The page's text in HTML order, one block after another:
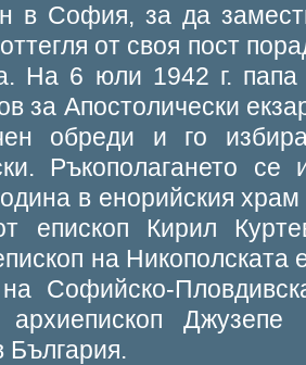
в София, за да
от своя пост
На 6 юли 1942 г.
за Апостолически
обреди и го
Ръкополагането
в енорийския
епископ Кирил
на
Софийско-
Джузепе
България.